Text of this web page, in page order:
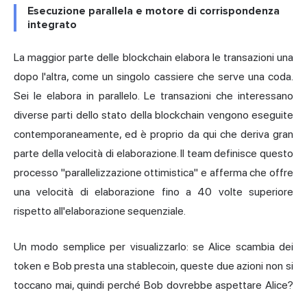
Esecuzione parallela e motore di corrispondenza
integrato
La maggior parte delle blockchain elabora le transazioni una
dopo l'altra, come un singolo cassiere che serve una coda.
Sei le elabora in parallelo. Le transazioni che interessano
diverse parti dello stato della blockchain vengono eseguite
contemporaneamente, ed è proprio da qui che deriva gran
parte della velocità di elaborazione. Il team definisce questo
processo "parallelizzazione ottimistica" e afferma che offre
una velocità di elaborazione fino a 40 volte superiore
rispetto all'elaborazione sequenziale.
Un modo semplice per visualizzarlo: se Alice scambia dei
token e Bob presta una stablecoin, queste due azioni non si
toccano mai, quindi perché Bob dovrebbe aspettare Alice?